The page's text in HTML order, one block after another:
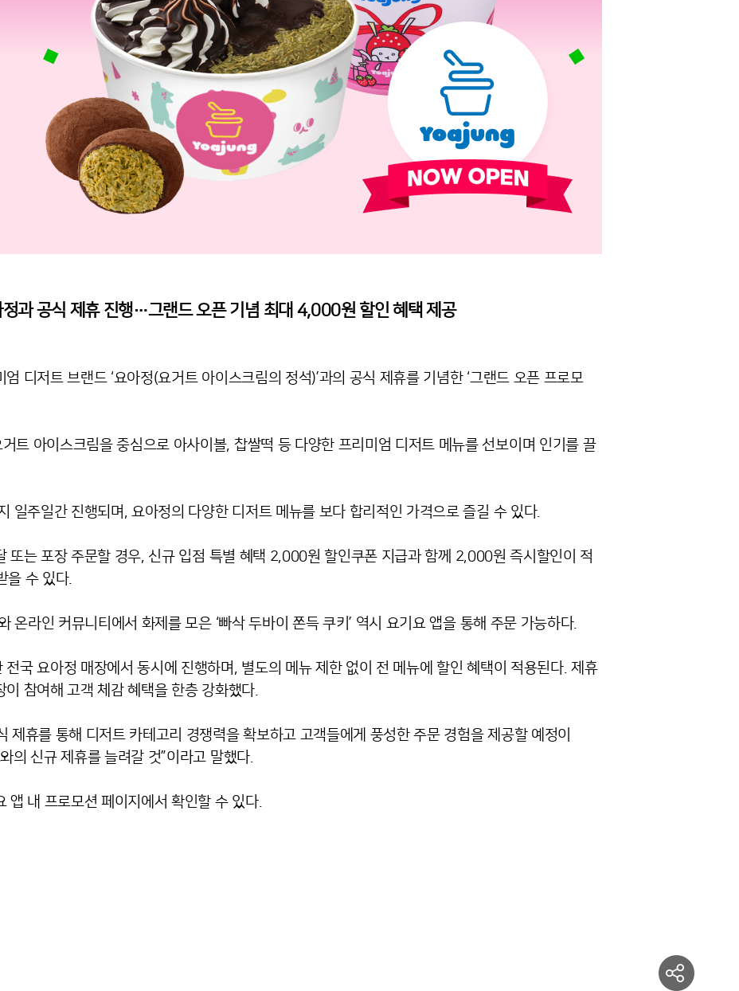
정과 공식 제휴 진행…그랜드 오픈 기념 최대 4,000원 할인 혜택 제공
디저트 브랜드 ‘요아정(요거트 아이스크림의 정석)’과의 공식 제휴를 기념한 ‘그랜드 오픈 프로모
트 아이스크림을 중심으로 아사이볼, 찹쌀떡 등 다양한 프리미엄 디저트 메뉴를 선보이며 인기를 끌
일주일간 진행되며, 요아정의 다양한 디저트 메뉴를 보다 합리적인 가격으로 즐길 수 있다.
또는 포장 주문할 경우, 신규 입점 특별 혜택 2,000원 할인쿠폰 지급과 함께 2,000원 즉시할인이 적
을 수 있다.
온라인 커뮤니티에서 화제를 모은 ‘빠삭 두바이 쫀득 쿠키’ 역시 요기요 앱을 통해 주문 가능하다.
국 요아정 매장에서 동시에 진행하며, 별도의 메뉴 제한 없이 전 메뉴에 할인 혜택이 적용된다. 제휴
참여해 고객 체감 혜택을 한층 강화했다.
제휴를 통해 디저트 카테고리 경쟁력을 확보하고 고객들에게 풍성한 주문 경험을 제공할 예정이
의 신규 제휴를 늘려갈 것”이라고 말했다.
앱 내 프로모션 페이지에서 확인할 수 있다.